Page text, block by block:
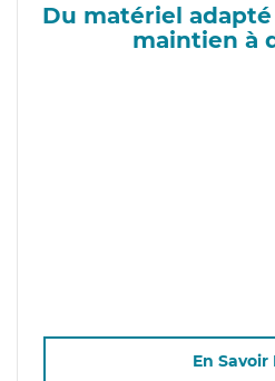
Du matériel
maintien à
En Savoir